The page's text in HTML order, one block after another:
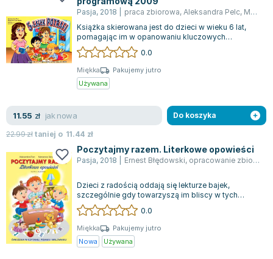
Lorraine Warren
Ajahn Brahm
Lucinda Riley
Jacek Walkiewicz
Pasja, 2018 praca zbiorowa, Aleksandra Pelc, Marzena Skoczylas
Książka skierowana jest do dzieci w wieku 6 lat,
pomagając im w opanowaniu kluczowych
umiejętności. Wśród nich znajdują się analiz...
0.0
Miękka
Pakujemy jutro
Używana
11.55 zł jak nowa
22.99złtaniej o 11.44 zł
Do koszyka
Poczytajmy razem. Literkowe opowieści
Pasja, 2018 Ernest Błędowski, opracowanie zbiorowe
Dzieci z radością oddają się lekturze bajek,
szczególnie gdy towarzyszą im bliscy w tych
chwilach. Książka "POCZYTAJMY RAZEM. Lite...
0.0
Miękka
Pakujemy jutro
Nowa
Używana